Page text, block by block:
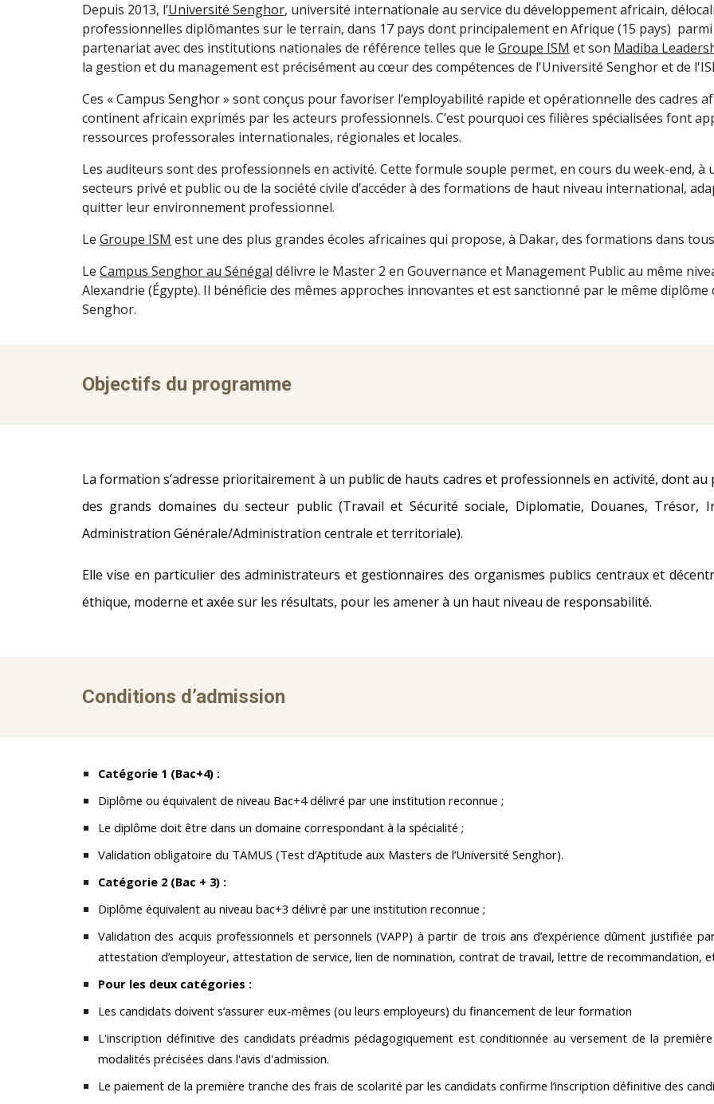
Depuis 2013, l’Université Senghor, université internationale au service du développement africain,
professionnelles diplômantes sur le terrain, dans 17 pays dont principalement en Afrique (15 pays)
partenariat avec des institutions nationales de référence telles que le Groupe ISM et son Madiba
la gestion et du management est précisément au cœur des compétences de l'Université Senghor et de
Ces « Campus Senghor » sont conçus pour favoriser l’employabilité rapide et opérationnelle des cadres
continent africain exprimés par les acteurs professionnels. C’est pourquoi ces filières spécialisées font
ressources professorales internationales, régionales et locales.
Les auditeurs sont des professionnels en activité. Cette formule souple permet, en cours du week-end, à
secteurs privé et public ou de la société civile d’accéder à des formations de haut niveau international,
quitter leur environnement professionnel.
Le Groupe ISM est une des plus grandes écoles africaines qui propose, à Dakar, des formations dans
Le Campus Senghor au Sénégal délivre le Master 2 en Gouvernance et Management Public au même
Alexandrie (Égypte). Il bénéficie des mêmes approches innovantes et est sanctionné par le même
Senghor.
Objectifs du programme
La formation s’adresse prioritairement à un public de hauts cadres et professionnels en activité, dont
des grands domaines du secteur public (Travail et Sécurité sociale, Diplomatie, Douanes, Trésor,
Administration Générale/Administration centrale et territoriale).
Elle vise en particulier des administrateurs et gestionnaires des organismes publics centraux et
éthique, moderne et axée sur les résultats, pour les amener à un haut niveau de responsabilité.
Conditions d’admission
Catégorie 1 (Bac+4) :
Diplôme ou équivalent de niveau Bac+4 délivré par une institution reconnue ;
Le diplôme doit être dans un domaine correspondant à la spécialité ;
Validation obligatoire du TAMUS (Test d’Aptitude aux Masters de l’Université Senghor).
Catégorie 2 (Bac + 3) :
Diplôme équivalent au niveau bac+3 délivré par une institution reconnue ;
Validation des acquis professionnels et personnels (VAPP) à partir de trois ans d’expérience dûment justifiée
attestation d’employeur, attestation de service, lien de nomination, contrat de travail, lettre de recommandation,
Pour les deux catégories :
Les candidats doivent s’assurer eux-mêmes (ou leurs employeurs) du financement de leur formation
L'inscription définitive des candidats préadmis pédagogiquement est conditionnée au versement de la
modalités précisées dans l'avis d'admission.
Le paiement de la première tranche des frais de scolarité par les candidats confirme l’inscription définitive des